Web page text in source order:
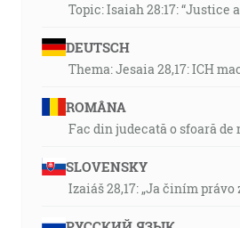
Topic: Isaiah 28:17:
DEUTSCH
Thema: Jesaia 28,17: ICH
ROMÂNA
Fac din judecată o sfoară
SLOVENSKY
Izaiáš 28,17: „Ja činím